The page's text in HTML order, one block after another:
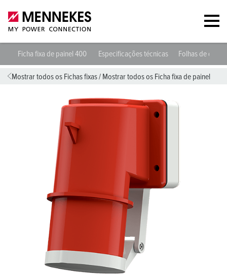
Ficha fixa de painel 400 Especificações técnicas Folhas de
Mostrar todos os Fichas fixas/ Mostrar todos os Ficha fixa de painel